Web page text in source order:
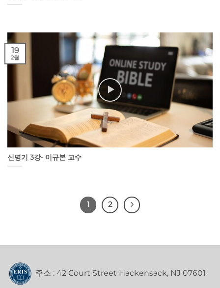
신명기 3강- 이규본 교수
19
2월
1 2
주소 : 42 Court Street Hackensack, NJ 07601